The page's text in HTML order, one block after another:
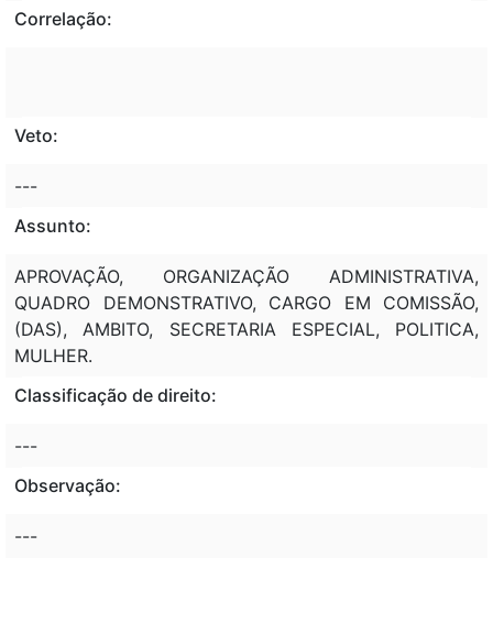
Correlação:
Veto:
---
Assunto:
APROVAÇÃO, ORGANIZAÇÃO ADMINISTRATIVA,
QUADRO DEMONSTRATIVO, CARGO EM COMISSÃO,
(DAS), AMBITO, SECRETARIA ESPECIAL, POLITICA,
MULHER.
Classificação de direito:
---
Observação:
---